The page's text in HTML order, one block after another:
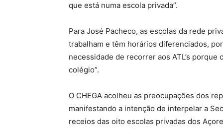
que está numa escola privada”.
Para José Pacheco, as escolas da rede
trabalham e têm horários diferenciados,
necessidade de recorrer aos ATL’s
colégio”.
O CHEGA acolheu as preocupações dos
manifestando a intenção de interpelar a
receios das oito escolas privadas dos